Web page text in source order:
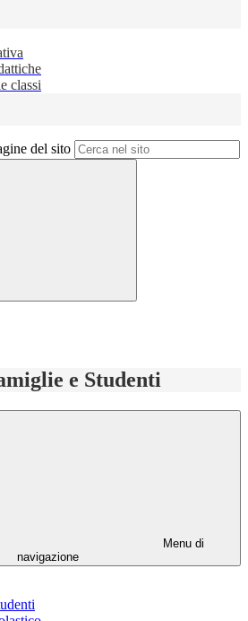
classi
del sito
e Studenti
Menu di
navigazione